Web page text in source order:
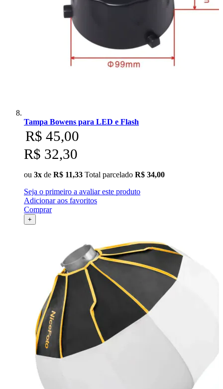
Tampa Bowens para LED e Flash
R$ 45,00
R$ 32,30
ou 3x de R$ 11,33 Total parcelado R$ 34,00
Seja o primeiro a avaliar este produto
Adicionar aos favoritos
Comprar
+